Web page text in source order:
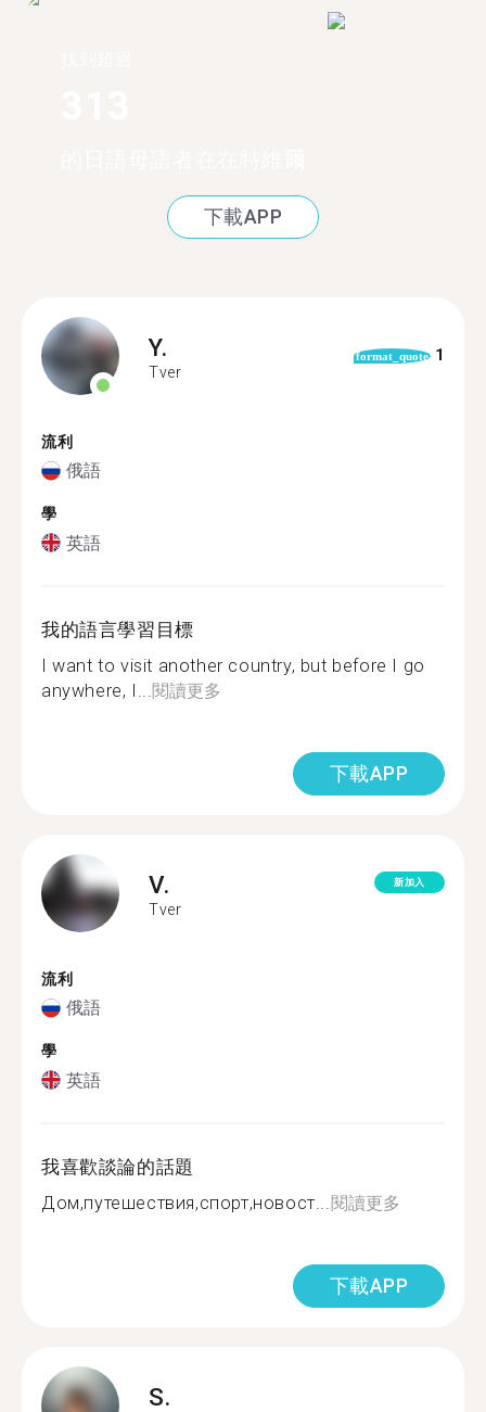
下載APP
Y.
Tver
format_quote 1
流利
俄語
學
英語
我的語言學習目標
I want to visit another country, but before I go
anywhere, I... 閱讀更多
下載APP
V.
Tver
新加入
流利
俄語
學
英語
我喜歡談論的話題
Дом,путешествия,спорт,новост... 閱讀更多
下載APP
S.